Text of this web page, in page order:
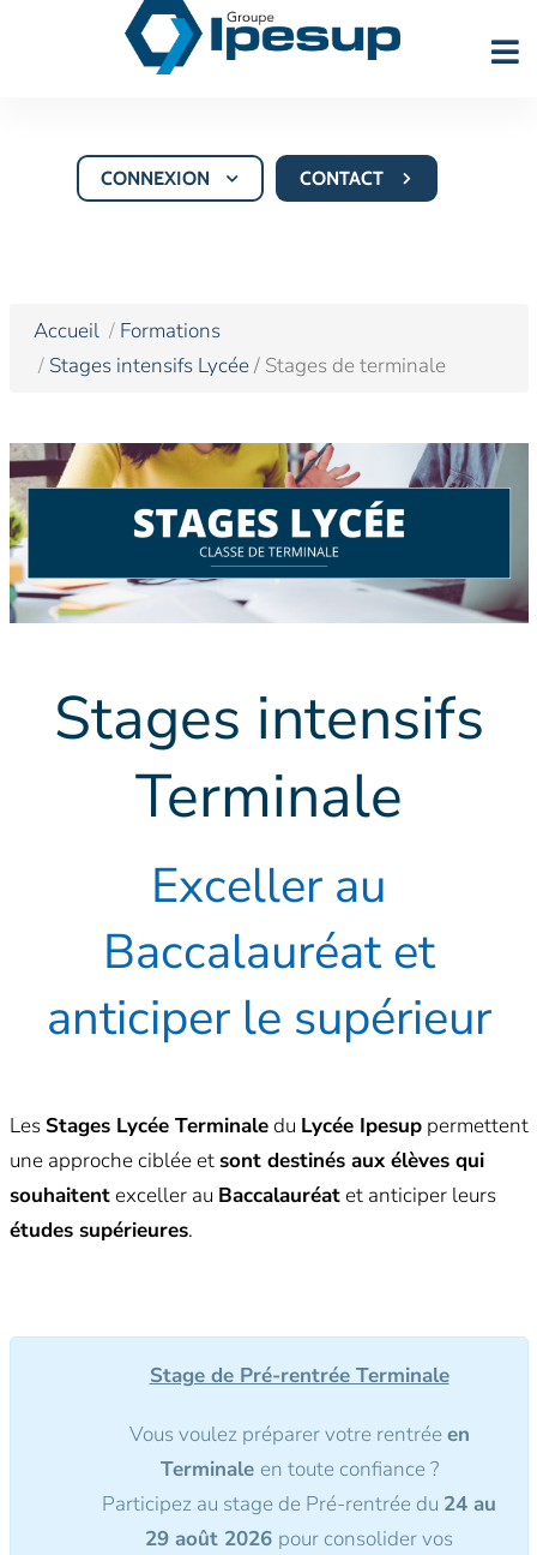
CONTACT
CONNEXION
Accueil
Formations
Stages intensifs Lycée/ Stages de terminale
Stages intensifs
Terminale
Exceller au
Baccalauréat et
anticiper le supérieur
Les Stages Lycée Terminaledu Lycée Ipesuppermettent
une approche ciblée etsont destinés aux élèves qui
souhaitentexceller au Baccalauréatet anticiper leurs
études supérieures.
Stage de Pré-rentrée Terminale
Vous voulez préparer votre rentréeen
Terminale en toute confiance ?
Participez au stage de Pré-rentrée du 24 au
29 août 2026 pour consolider vos